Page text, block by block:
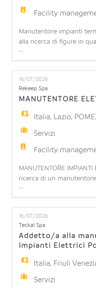
DE
ES
Facility
Manutentore impianti
alla ricerca di figure in
impianti termici/
potenziamento team
SAINT VINCENT
Requisiti richiesti: -
Diploma tecnico o
Esperienza
...
16/07/2026
Rekeep Spa
MANUTENTORE
Italia, Lazio,
Servizi
Facility
MANUTENTORE
ricerca di un
potenziamento team
POMEZIA (RM) La risorsa
corretto funzionamento
eseguendo le attività di
straordinaria di impianti
elettronich
...
16/07/2026
Teckal Spa
Addetto/a alla
Impianti Elettrici
Italia, Friuli
Servizi